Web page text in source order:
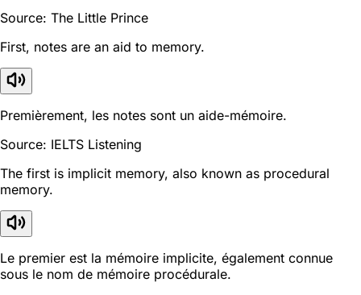
Source: The Little Prince
First, notes are an aid to memory.
Premièrement, les notes sont un aide-mémoire.
Source: IELTS Listening
The first is implicit memory, also known as procedural
memory.
Le premier est la mémoire implicite, également connue
sous le nom de mémoire procédurale.